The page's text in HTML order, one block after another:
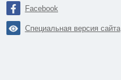
Facebook
Специальная версия сайта